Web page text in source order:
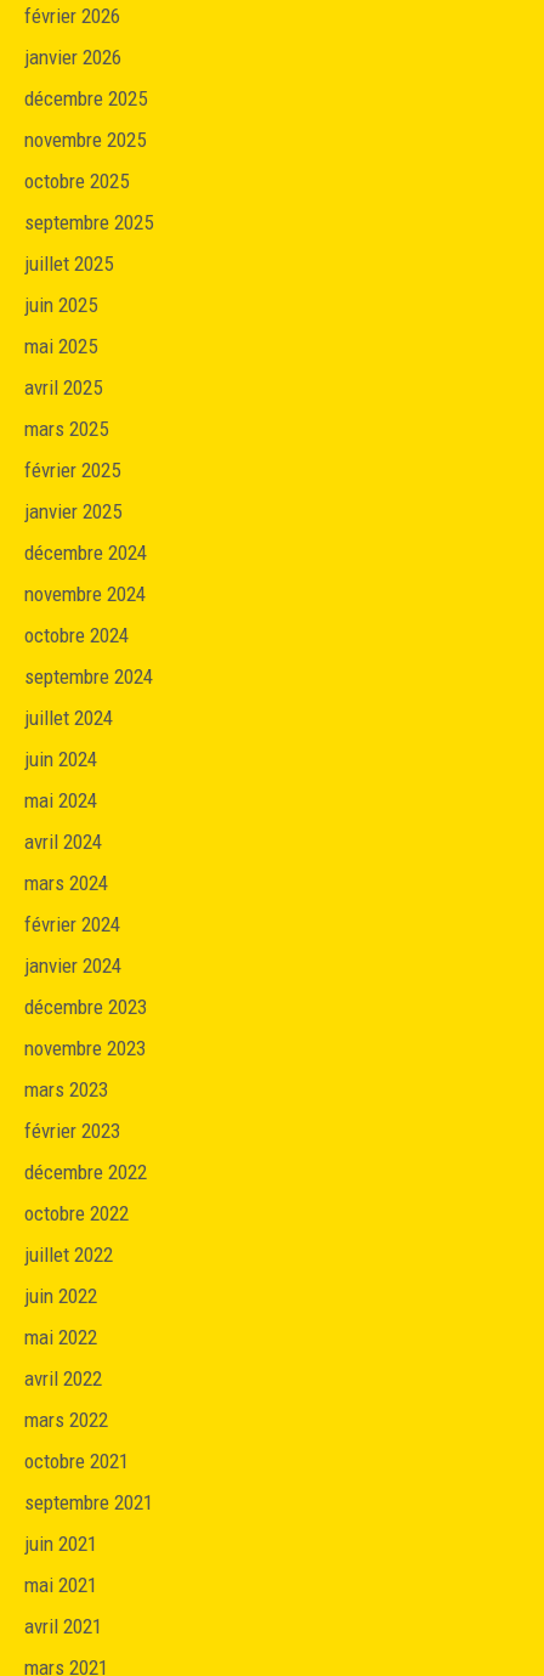
février 2026
janvier 2026
décembre 2025
novembre 2025
octobre 2025
septembre 2025
juillet 2025
juin 2025
mai 2025
avril 2025
mars 2025
février 2025
janvier 2025
décembre 2024
novembre 2024
octobre 2024
septembre 2024
juillet 2024
juin 2024
mai 2024
avril 2024
mars 2024
février 2024
janvier 2024
décembre 2023
novembre 2023
mars 2023
février 2023
décembre 2022
octobre 2022
juillet 2022
juin 2022
mai 2022
avril 2022
mars 2022
octobre 2021
septembre 2021
juin 2021
mai 2021
avril 2021
mars 2021